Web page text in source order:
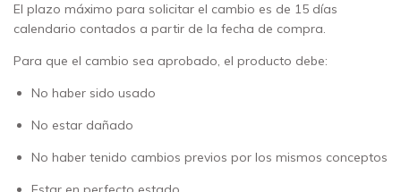
El plazo máximo para solicitar el cambio es de 15 días
calendario contados a partir de la fecha de compra.
Para que el cambio sea aprobado, el producto debe:
No haber sido usado
No estar dañado
No haber tenido cambios previos por los mismos conceptos